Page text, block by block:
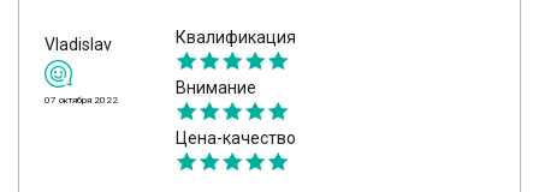
Vladislav
07 октября 2022
Квалификация
Внимание
Цена-качество